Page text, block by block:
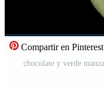
Compartir en Pinterest